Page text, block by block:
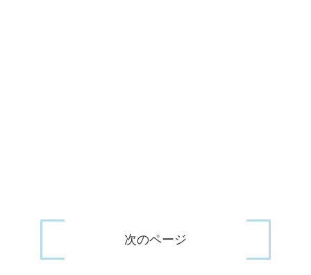
次のページ